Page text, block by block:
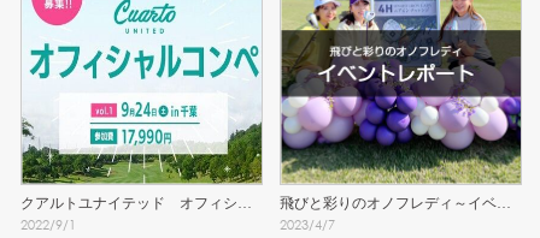
クアルトユナイテッド　オフィシャ
ルコンペ参加者募集中！
2022/9/1
飛びと彩りのオノフレディ～イベン
トレポート～
2023/4/7